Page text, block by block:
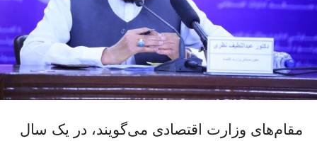
مقام‌های وزارت اقتصادی می‌گویند، در یک سال